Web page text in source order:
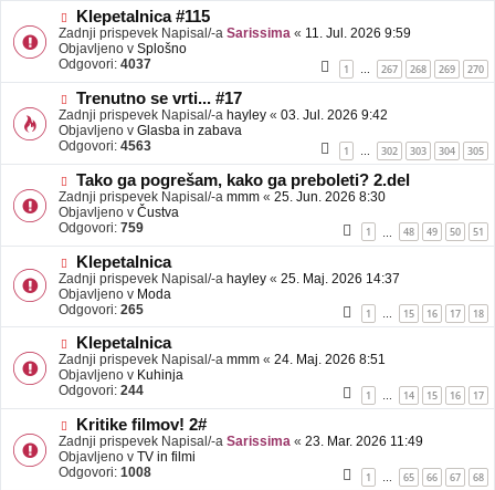
b
a
v
e
N
o
v
e
b
a
v
e
Klepetalnica #115
Zadnji prispevek Napisal/-a Sarissima « 11. Jul. 2026 9:59
Objavljeno v Splošno
Odgovori: 4037 1 … 267 268 269 270
N
o
v
e
b
a
v
e
Trenutno se vrti... #17
Zadnji prispevek Napisal/-a hayley « 03. Jul. 2026 9:42
Objavljeno v Glasba in zabava
Odgovori: 4563 1 302 303 304 305
N
o
v
e
o
b
a
v
e
Tako ga pogrešam, kako ga preboleti? 2.del
Zadnji prispevek Napisal/-a mmm « 25. Jun. 2026 8:30
Objavljeno v Čustva
Odgovori: 759 1 48 49 50 51
N
o
v
e
o
b
a
v
e
Klepetalnica
Zadnji prispevek Napisal/-a hayley « 25. Maj. 2026 14:37
Objavljeno v Moda
Odgovori: 265 1 … 15 16 17 18
N
o
v
e
b
a
v
e
Klepetalnica
Zadnji prispevek Napisal/-a mmm « 24. Maj. 2026 8:51
Objavljeno v Kuhinja
Odgovori: 244 1 … 14 15 16 17
N
o
v
e
Kritike filmov! 2#
Zadnji prispevek Napisal/-a Sarissima « 23. Mar. 2026 11:49
Objavljeno v TV in filmi
Odgovori: 1008 1 … 65 66 67 68